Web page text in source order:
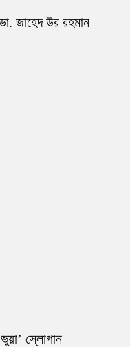
ডা. জাহেদ উর রহমান
স্লোগান